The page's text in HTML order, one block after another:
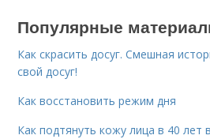
Популярные
Как скрасить досуг. Смешная
свой досуг!
Как восстановить режим дня
Как подтянуть кожу лица в 40 лет